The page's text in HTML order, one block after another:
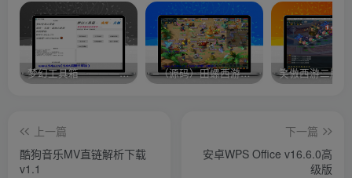
梦幻工具箱————-免费 –（源码）田螺西游9.0 假人摆摊18门派飞升渡劫化圣助战最新BB谛听…. 笑傲西游二版-
上一篇
酷狗音乐MV直链解析下载
v1.1
下一篇
安卓WPS Office v16.6.0高
级版